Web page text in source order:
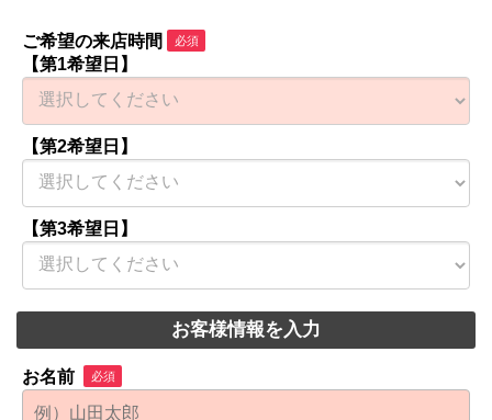
ご希望の来店時間 必須
【第1希望日】
【第2希望日】
【第3希望日】
お客様情報を入力
お名前 必須